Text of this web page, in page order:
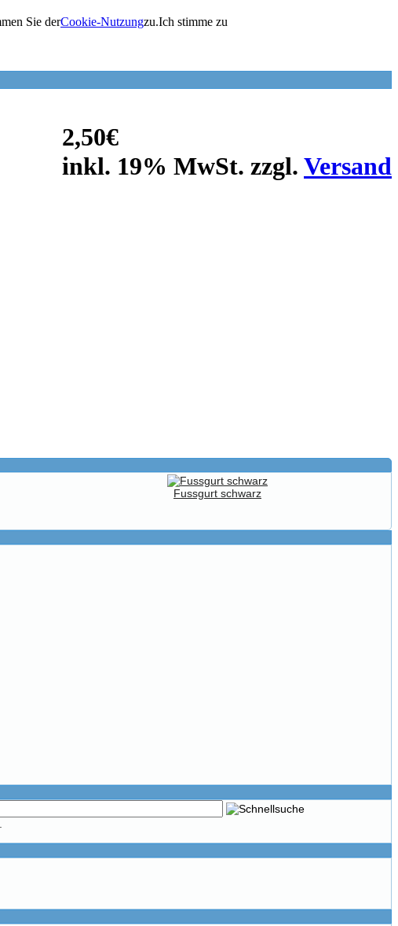
Sie derCookie-Nutzungzu.Ich stimme zu
2,50€
inkl. 19% MwSt. zzgl. Versand
Fussgurt schwarz